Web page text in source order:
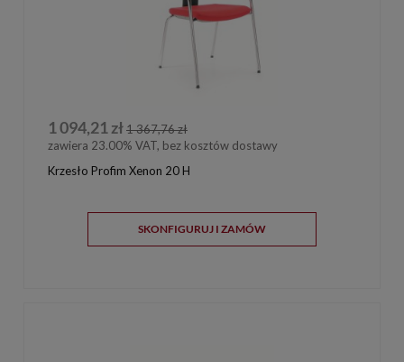
1 094,21 zł1 367,76 zł
zawiera 23.00% VAT, bez kosztów dostawy
Krzesło Profim Xenon 20 H
SKONFIGURUJ I ZAMÓW